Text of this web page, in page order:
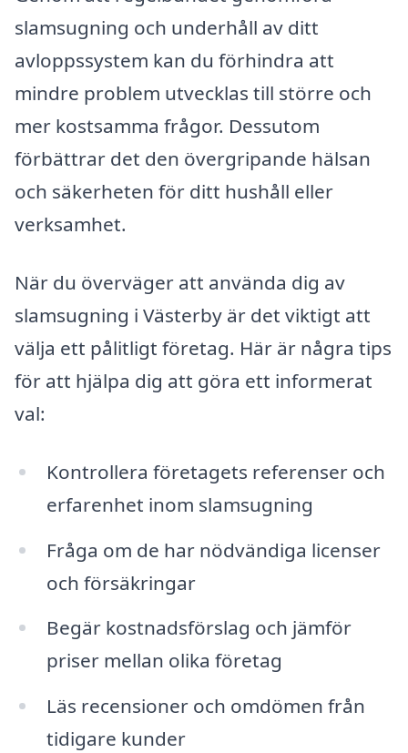
slamsugning och underhåll av ditt
avloppssystem kan du förhindra att
mindre problem utvecklas till större och
mer kostsamma frågor. Dessutom
förbättrar det den övergripande hälsan
och säkerheten för ditt hushåll eller
verksamhet.
När du överväger att använda dig av
slamsugning i Västerby är det viktigt att
välja ett pålitligt företag. Här är några tips
för att hjälpa dig att göra ett informerat
val:
Kontrollera företagets referenser och
erfarenhet inom slamsugning
Fråga om de har nödvändiga licenser
och försäkringar
Begär kostnadsförslag och jämför
priser mellan olika företag
Läs recensioner och omdömen från
tidigare kunder